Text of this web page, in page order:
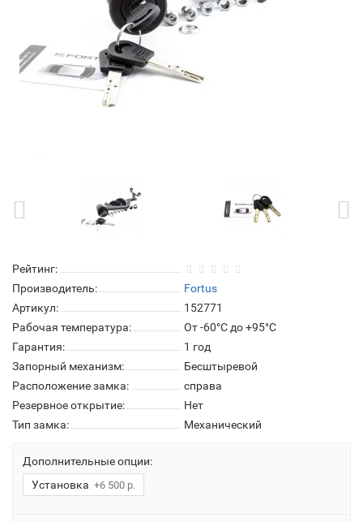
Рейтинг:
Производитель:
Fortus
Артикул:
152771
Рабочая температура:
От -60°C до +95°C
Гарантия:
1 год
Запорный механизм:
Бесштыревой
Расположение замка:
справа
Резервное открытие:
Нет
Тип замка:
Механический
Дополнительные опции:
Установка +6 500 р.